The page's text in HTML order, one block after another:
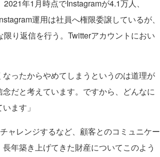
年1月時点でInstagramが4.1万人、
運用は社員へ権限委譲しているが、
り返信を行う。Twitterアカウントにおい
ったからやめてしまうというのは道理が
だと考えています。ですから、どんなに
ます」
ャレンジするなど、顧客とのコミュニケー
年築き上げてきた財産についてこのよう